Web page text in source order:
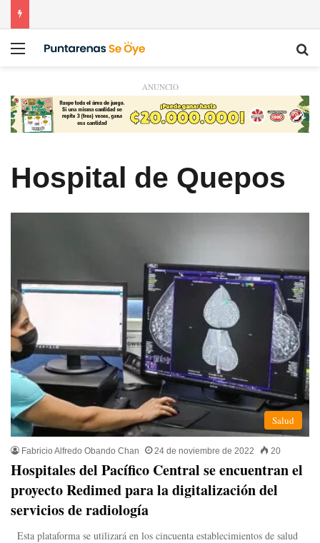
Menú
ANUNCIO
Hospital de Quepos
Salud
Fabricio Alfredo Obando Chan 24 de noviembre de 2022 20
Hospitales del Pacífico Central se encuentran el
proyecto Redimed para la digitalización del
servicios de radiología
Esta plataforma se utilizará en los cincuenta establecimientos de salud